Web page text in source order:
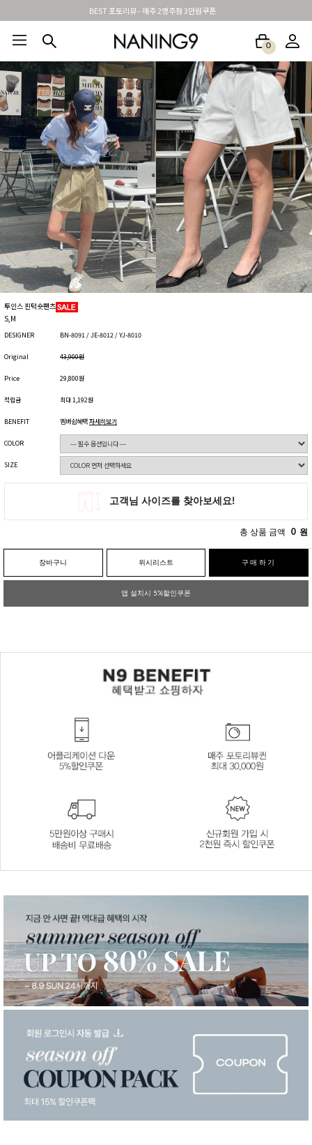
신규가입시 무료배송 + 2천원할인쿠폰
0
BEST100🤍 NEW5% 베스트재진행 썸머여행룩 아울렛 하객&모임룩
투인스 핀턱숏팬츠
S,M
DESIGNER BN-8091 / JE-8012 / YJ-8010
Original 43,900원
Price 29,800원
적립금 최대 1,192원
BENEFIT 멤버쉽혜택자세히보기
COLOR
SIZE
총 상품 금액 0 원
장바구니 위시리스트 구매하기
앱 설치시 5%할인쿠폰